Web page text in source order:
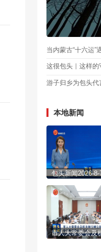
这很包头｜这样
游子归乡为包头代
本地新闻
包头新闻2026-8-